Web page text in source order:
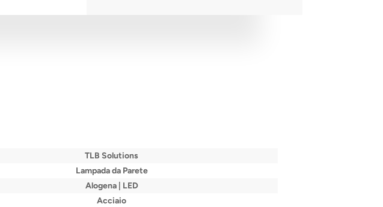
TLB Solutions
Lampada da Parete
Alogena | LED
Acciaio